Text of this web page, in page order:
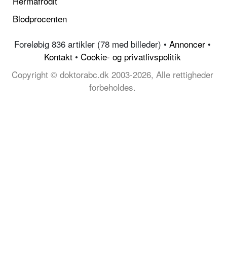
Blodprocenten
Foreløbig 836 artikler (78 med billeder) • Annoncer•
Kontakt• Cookie- og privatlivspolitik
Copyright © doktorabc.dk 2003-2026, Alle rettigheder
forbeholdes.